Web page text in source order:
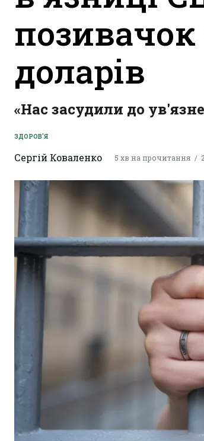
доларів
«Нас засудили до
ЗДОРОВ'Я
Сергій Коваленко 5 хв на прочитання